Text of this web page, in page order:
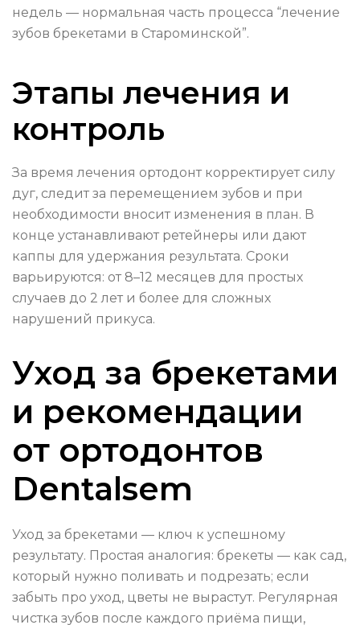
недель — нормальная часть процесса “лечение
зубов брекетами в Староминской”.
Этапы лечения и
контроль
За время лечения ортодонт корректирует силу
дуг, следит за перемещением зубов и при
необходимости вносит изменения в план. В
конце устанавливают ретейнеры или дают
каппы для удержания результата. Сроки
варьируются: от 8–12 месяцев для простых
случаев до 2 лет и более для сложных
нарушений прикуса.
Уход за брекетами
и рекомендации
от ортодонтов
Dentalsem
Уход за брекетами — ключ к успешному
результату. Простая аналогия: брекеты — как сад,
который нужно поливать и подрезать; если
забыть про уход, цветы не вырастут. Регулярная
чистка зубов после каждого приёма пищи,